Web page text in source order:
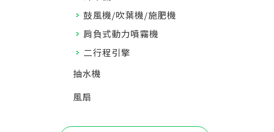
鼓風機/吹葉機/施肥機
肩負式動力噴霧機
二行程引擎
抽水機
風扇